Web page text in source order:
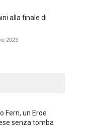
alla finale di
2023
Ferri, un Eroe
senza tomba